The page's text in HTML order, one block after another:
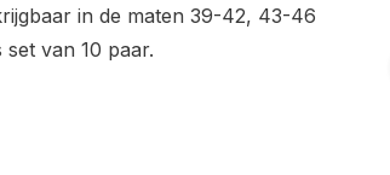
in de maten 39-42, 43-46
van 10 paar.